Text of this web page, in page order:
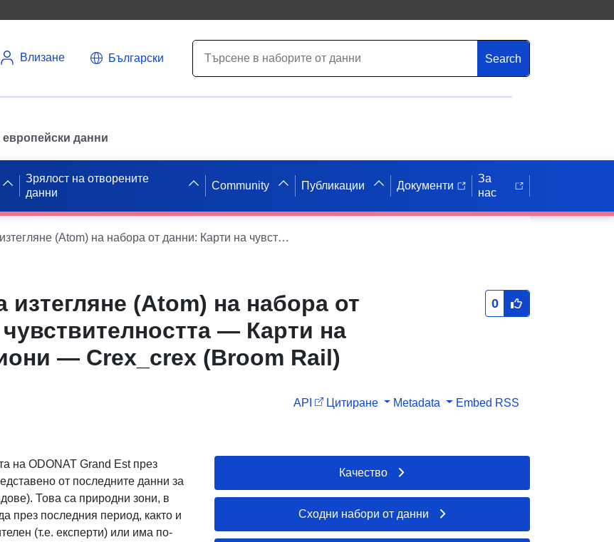
Влизане Български Search
данни
Зрялост на отворените
данни
Community Публикации Документи
За
нас
Проста услуга за изтегляне (Atom) на набора от данни: Карти на чувствителността — Карти на природните региони — Crex_crex (Broom Rail)
изтегляне (Atom) на набора от
— Карти на
— Crex_crex (Broom Rail)
0
API Цитиране Metadata Embed RSS
на ODONAT Grand Est през
от последните данни за
Това са природни зони, в
през последния период, както и
(т.е. експерти) или има по-
Качество
Сходни набори от данни